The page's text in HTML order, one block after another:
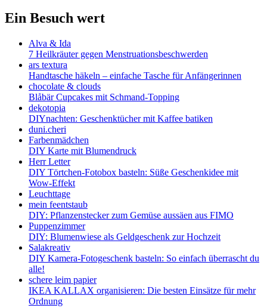
Ein Besuch wert
Alva & Ida
7 Heilkräuter gegen Menstruationsbeschwerden
ars textura
Handtasche häkeln – einfache Tasche für Anfängerinnen
chocolate & clouds
Blåbär Cupcakes mit Schmand-Topping
dekotopia
DIYnachten: Geschenktücher mit Kaffee batiken
duni.cheri
Farbenmädchen
DIY Karte mit Blumendruck
Herr Letter
DIY Törtchen-Fotobox basteln: Süße Geschenkidee mit
Wow-Effekt
Leuchttage
mein feentstaub
DIY: Pflanzenstecker zum Gemüse aussäen aus FIMO
Puppenzimmer
DIY: Blumenwiese als Geldgeschenk zur Hochzeit
Salakreativ
DIY Kamera-Fotogeschenk basteln: So einfach überrascht du
alle!
schere leim papier
IKEA KALLAX organisieren: Die besten Einsätze für mehr
Ordnung